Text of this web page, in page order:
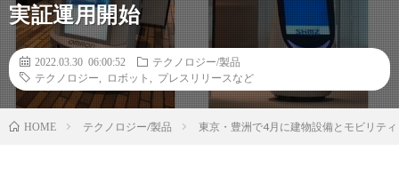
実証運用開始
2022.03.30 06:00:52
テクノロジー/製品
テクノロジー
ロボット プレスリリースなど
HOME テクノロジー/製品 東京・豊洲で4月に建物設備とモビリテ